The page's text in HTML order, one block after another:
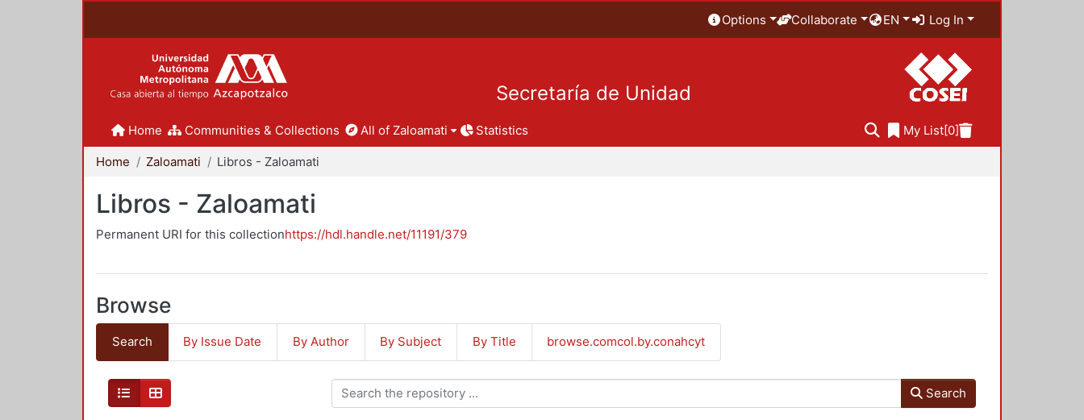
Options Collaborate EN Log In
Secretaría de Unidad
Home Communities & Collections All of Zaloamati Statistics My List[0]
Home Zaloamati Libros - Zaloamati
Libros - Zaloamati
Permanent URI for this collectionhttps://hdl.handle.net/11191/379
Browse
Search By Issue Date By Author By Subject By Title browse.comcol.by.conahcyt
Search